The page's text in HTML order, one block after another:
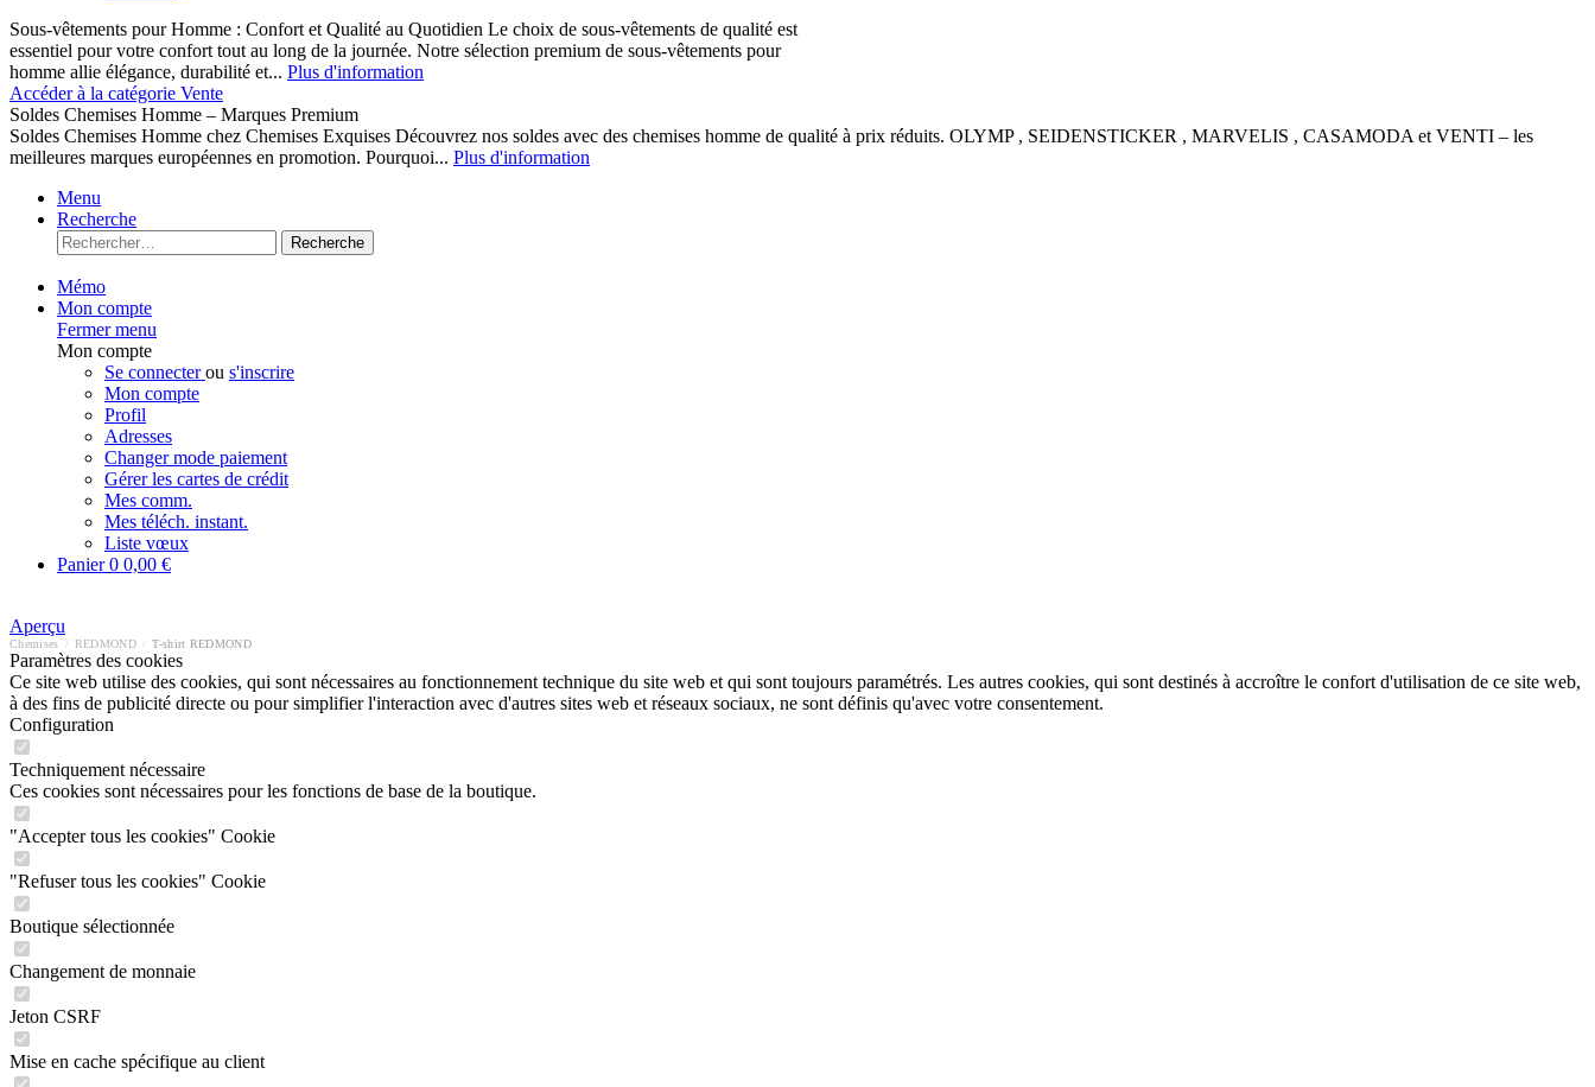
Sous-vêtements pour Homme : Confort et Qualité au Quotidien Le choix de sous-vêtements de qualité est
essentiel pour votre confort tout au long de la journée. Notre sélection premium de sous-vêtements pour
homme allie élégance, durabilité et... Plus d'information
Accéder à la catégorie Vente
Soldes Chemises Homme – Marques Premium
Soldes Chemises Homme chez Chemises Exquises Découvrez nos soldes avec des chemises homme de qualité à prix réduits. OLYMP , SEIDENSTICKER , MARVELIS , CASAMODA et VENTI – les
meilleures marques européennes en promotion. Pourquoi... Plus d'information
Menu
Recherche
Recherche
Mémo
Mon compte
Fermer menu
Mon compte
Se connecterou s'inscrire
Mon compte
Profil
Adresses
Changer mode paiement
Gérer les cartes de crédit
Mes comm.
Mes téléch. instant.
Liste vœux
Panier0 0,00 €
Aperçu
Chemises REDMOND T-shirt REDMOND
Paramètres des cookies
Ce site web utilise des cookies, qui sont nécessaires au fonctionnement technique du site web et qui sont toujours paramétrés. Les autres cookies, qui sont destinés à accroître le confort d'utilisation de ce site web,
à des fins de publicité directe ou pour simplifier l'interaction avec d'autres sites web et réseaux sociaux, ne sont définis qu'avec votre consentement.
Configuration
Techniquement nécessaire
Ces cookies sont nécessaires pour les fonctions de base de la boutique.
"Accepter tous les cookies" Cookie
"Refuser tous les cookies" Cookie
Boutique sélectionnée
Changement de monnaie
Jeton CSRF
Mise en cache spécifique au client